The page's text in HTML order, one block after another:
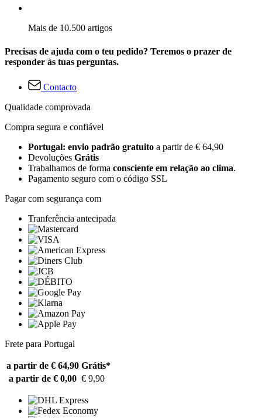
Mais de 10.500 artigos
Precisas de ajuda com o teu pedido? Teremos o prazer de
responder às tuas perguntas.
Contacto
Qualidade comprovada
Compra segura e confiável
Portugal: envio padrão gratuito a partir de € 64,90
Devoluções Grátis
Trabalhamos de forma consciente em relação ao clima.
Pagamento seguro com o código SSL
Pagar com segurança com
Tranferência antecipada
Frete para Portugal
a partir de € 64,90 Grátis*
a partir de € 0,00 € 9,90